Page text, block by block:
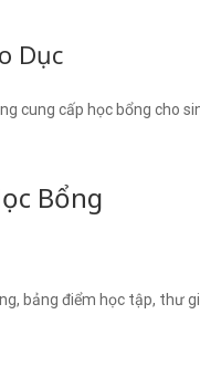
Dục
cung cấp học bổng cho
Bổng
bảng điểm học tập, thư